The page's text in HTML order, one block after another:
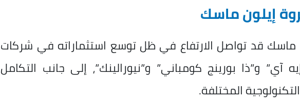
إيلون ماسك
ماسك قد تواصل الارتفاع في ظل توسع استثماراته في شركات
آي” و”ذا بورينج كومباني” و”نيورالينك”، إلى جانب التكامل
المختلفة.